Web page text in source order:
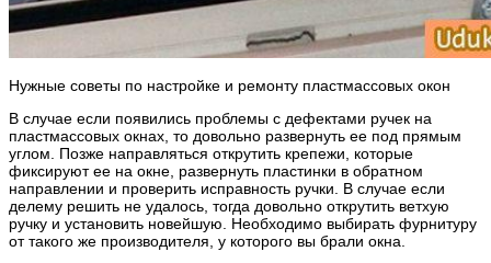
Нужные советы по настройке и ремонту пластмассовых окон
В случае если появились проблемы с дефектами ручек на
пластмассовых окнах, то довольно развернуть ее под прямым
углом. Позже направляться открутить крепежи, которые
фиксируют ее на окне, развернуть пластинки в обратном
направлении и проверить исправность ручки. В случае если
делему решить не удалось, тогда довольно открутить ветхую
ручку и установить новейшую. Необходимо выбирать фурнитуру
от такого же производителя, у которого вы брали окна.